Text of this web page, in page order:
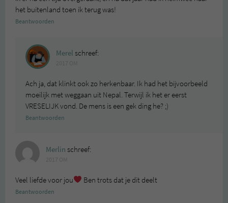
het buitenland toen ik terug was!
Beantwoorden
Merel schreef:
Ach ja, dat klinkt ook zo herkenbaar. Ik had het bijvoorbeeld
moeilijk met weggaan uit Nepal. Terwijl ik het er eerst
VRESELIJK vond. De mens is een gek ding he? ;)
Beantwoorden
Merlin schreef:
Veel liefde voor jou Ben trots dat je dit deelt
Beantwoorden